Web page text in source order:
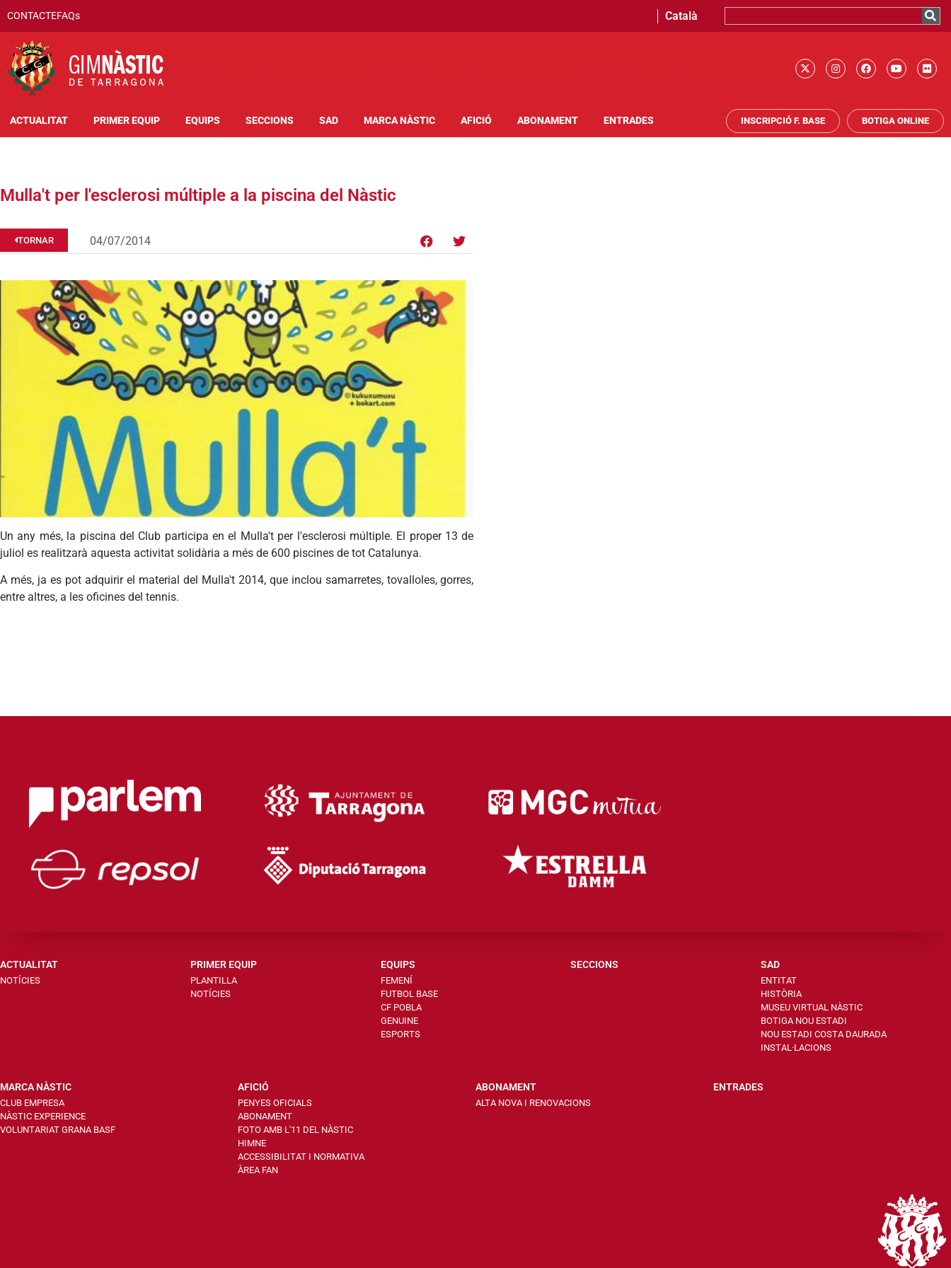
CONTACTEFAQs Català
ACTUALITAT PRIMER EQUIP EQUIPS SECCIONS SAD MARCA NÀSTIC AFICIÓ ABONAMENT ENTRADES INSCRIPCIÓ F. BASE BOTIGA ONLINE
Mulla't per l'esclerosi múltiple a la piscina del Nàstic
TORNAR 04/07/2014
Un any més, la piscina del Club participa en el Mulla't per l'esclerosi múltiple. El proper 13 de
juliol es realitzarà aquesta activitat solidària a més de 600 piscines de tot Catalunya.
A més, ja es pot adquirir el material del Mulla't 2014, que inclou samarretes, tovalloles, gorres,
entre altres, a les oficines del tennis.
ACTUALITAT
NOTÍCIES
PRIMER EQUIP
PLANTILLA
NOTÍCIES
EQUIPS
FEMENÍ
FUTBOL BASE
CF POBLA
GENUINE
ESPORTS
SECCIONS SAD
ENTITAT
HISTÒRIA
MUSEU VIRTUAL NÀSTIC
BOTIGA NOU ESTADI
NOU ESTADI COSTA DAURADA
INSTAL·LACIONS
MARCA NÀSTIC
CLUB EMPRESA
NÀSTIC EXPERIENCE
VOLUNTARIAT GRANA BASF
AFICIÓ
PENYES OFICIALS
ABONAMENT
FOTO AMB L'11 DEL NÀSTIC
HIMNE
ACCESSIBILITAT I NORMATIVA
ÀREA FAN
ABONAMENT
ALTA NOVA I RENOVACIONS
ENTRADES